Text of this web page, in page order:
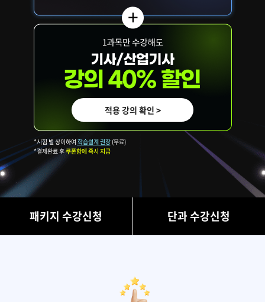
적용 강의 확인 >
*시험 별 상이하여 학습설계 권장(무료)
*결제완료 후쿠폰함에 즉시 지급
패키지 수강신청 단과 수강신청